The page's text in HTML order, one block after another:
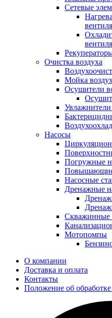
Сетевые
Очистка воздуха
Мойка
Осушители
Увлажнители
Насосы
Погружные
Насосные
Дренажные
Скважинные
Мотопомпы
О компании
Доставка и оплата
Контакты
Положение об